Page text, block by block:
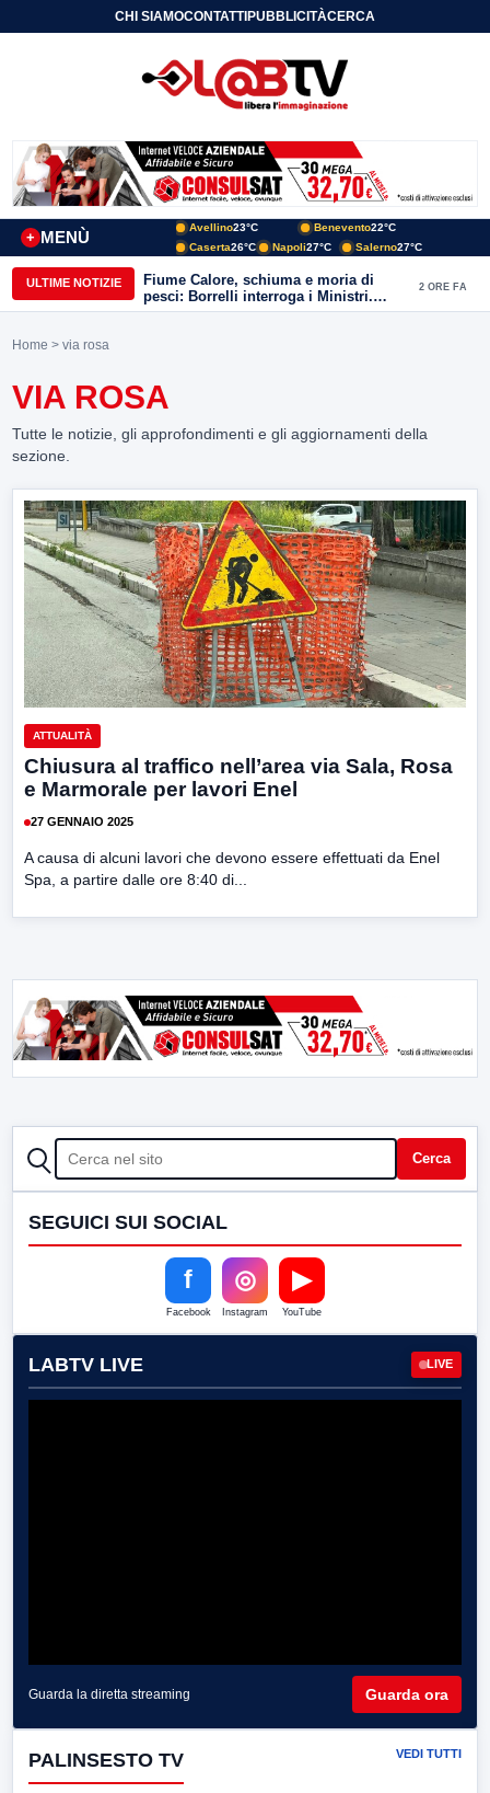
CHI SIAMOCONTATTIPUBBLICITÀCERCA
MENÙ
+
Avellino23°C Benevento22°C
Caserta26°C Napoli27°C Salerno27°C
ULTIME NOTIZIE
Fiume Calore, schiuma e moria di
pesci: Borrelli interroga i Ministri.
“Benevento paga l’assenza del
2 ORE FA
Home > via rosa
VIA ROSA
Tutte le notizie, gli approfondimenti e gli aggiornamenti della
sezione.
ATTUALITÀ
Chiusura al traffico nell’area via Sala, Rosa
e Marmorale per lavori Enel
27 GENNAIO 2025
A causa di alcuni lavori che devono essere effettuati da Enel
Spa, a partire dalle ore 8:40 di...
CERCA Cerca
SEGUICI SUI SOCIAL
f
Facebook
◎
Instagram
▶
YouTube
LABTV LIVE LIVE
Guarda la diretta streaming Guarda ora
PALINSESTO TV VEDI TUTTI